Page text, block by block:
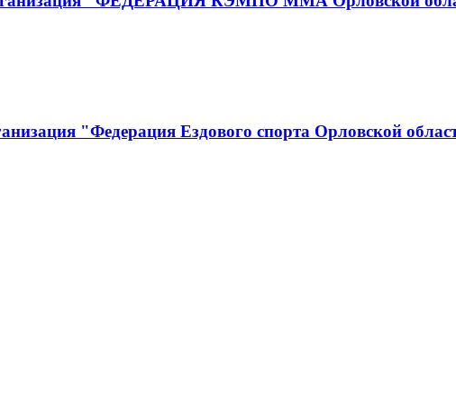
"Федерация Ездового спорта Орловской